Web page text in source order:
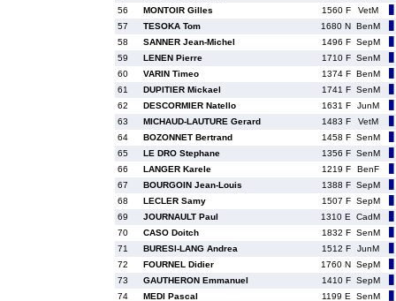
56
MONTOIR Gilles 1560 F
VetM
57
TESOKA Tom 1680 N BenM
58
SANNER Jean-Michel 1496 F SepM
59
LENEN Pierre 1710 F SenM
60
VARIN Timeo 1374 F BenM
61
DUPITIER Mickael 1741 F SenM
62
DESCORMIER Natello 1631 F
JunM
63
MICHAUD-LAUTURE Gerard 1483 F
VetM
64
BOZONNET Bertrand 1458 F SenM
65
LE DRO Stephane 1356 F SenM
66
LANGER Karele 1219 F
BenF
67
BOURGOIN Jean-Louis 1388 F SepM
68
LECLER Samy 1507 F SepM
69
JOURNAULT Paul 1310 E
CadM
70
CASO Doitch 1832 F SenM
71
BURESI-LANG Andrea 1512 F
JunM
72
FOURNEL Didier 1760 N SepM
73
GAUTHERON Emmanuel 1410 F SepM
74
MEDI Pascal 1199 E
SenM